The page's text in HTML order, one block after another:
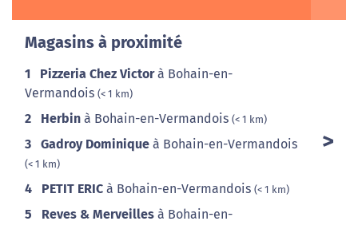
Magasins à proximité
1 Pizzeria Chez Victorà Bohain-en-
Vermandois (< 1 km)
2 Herbin à Bohain-en-Vermandois (< 1 km)
3 Gadroy Dominique à Bohain-en-Vermandois
(< 1 km)
4 PETIT ERIC à Bohain-en-Vermandois (< 1 km)
5 Reves & Merveilles à Bohain-en-